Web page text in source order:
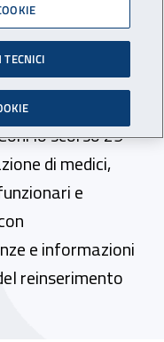
solo
la
Cip-Inail
lo scorso 29
di medici,
e
e informazioni
reinserimento